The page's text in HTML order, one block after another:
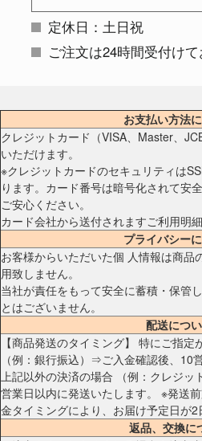
定休日：土日祝
ご注文は24時間受付け
お支払い方法
クレジットカード（VISA、Master、
いただけます。
※クレジットカードのセキュリティは
ります。カード番号は暗号化されて安
ご安心ください。
カード会社から送付されますご利用明
プライバシー
お客様からいただいた個 人情報は商品
用致しません。
当社が責任をもって安全に蓄積・保管
とはございません。
配送につ
【商品発送のタイミング】 特にご指
（例：銀行振込）⇒ご入金確認後、10
上記以外の決済の場合 （例：クレジ
営業日以内に発送いたします。 ※発送
金タイミングにより、お届け予定日が2
返品、交換に